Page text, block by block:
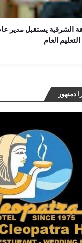
الشرقية يستقبل مدير
العام
دمنهور